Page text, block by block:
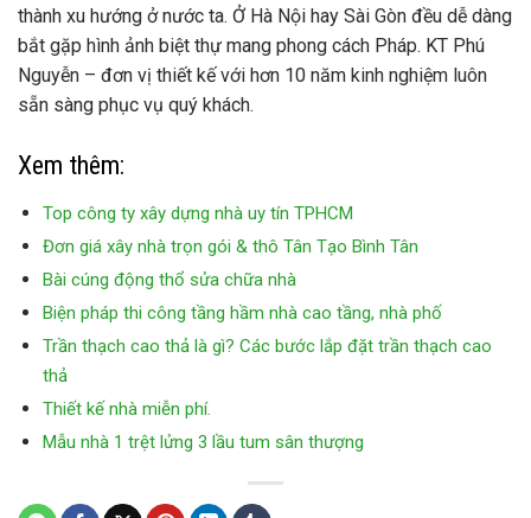
thành xu hướng ở nước ta. Ở Hà Nội hay Sài Gòn đều dễ dàng
bắt gặp hình ảnh biệt thự mang phong cách Pháp. KT Phú
Nguyễn – đơn vị thiết kế với hơn 10 năm kinh nghiệm luôn
sẵn sàng phục vụ quý khách.
Xem thêm:
Top công ty xây dựng nhà uy tín TPHCM
Đơn giá xây nhà trọn gói & thô Tân Tạo Bình Tân
Bài cúng động thổ sửa chữa nhà
Biện pháp thi công tầng hầm nhà cao tầng, nhà phố
Trần thạch cao thả là gì? Các bước lắp đặt trần thạch cao
thả
Thiết kế nhà miễn phí.
Mẫu nhà 1 trệt lửng 3 lầu tum sân thượng